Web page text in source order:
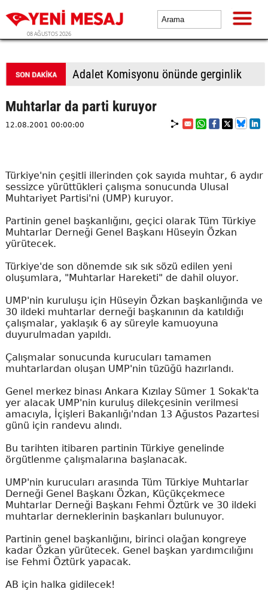
08 AĞUSTOS 2026
Muhtarlar da parti kuruyor
12.08.2001 00:00:00
Türkiye'nin çeşitli illerinden çok sayıda muhtar, 6 aydır
sessizce yürüttükleri çalışma sonucunda Ulusal
Muhtariyet Partisi'ni (UMP) kuruyor.
Partinin genel başkanlığını, geçici olarak Tüm Türkiye
Muhtarlar Derneği Genel Başkanı Hüseyin Özkan
yürütecek.
Türkiye'de son dönemde sık sık sözü edilen yeni
oluşumlara, "Muhtarlar Hareketi" de dahil oluyor.
UMP'nin kuruluşu için Hüseyin Özkan başkanlığında ve
30 ildeki muhtarlar derneği başkanının da katıldığı
çalışmalar, yaklaşık 6 ay süreyle kamuoyuna
duyurulmadan yapıldı.
Çalışmalar sonucunda kurucuları tamamen
muhtarlardan oluşan UMP'nin tüzüğü hazırlandı.
Genel merkez binası Ankara Kızılay Sümer 1 Sokak'ta
yer alacak UMP'nin kuruluş dilekçesinin verilmesi
amacıyla, İçişleri Bakanlığı'ndan 13 Ağustos Pazartesi
günü için randevu alındı.
Bu tarihten itibaren partinin Türkiye genelinde
örgütlenme çalışmalarına başlanacak.
UMP'nin kurucuları arasında Tüm Türkiye Muhtarlar
Derneği Genel Başkanı Özkan, Küçükçekmece
Muhtarlar Derneği Başkanı Fehmi Öztürk ve 30 ildeki
muhtarlar derneklerinin başkanları bulunuyor.
Partinin genel başkanlığını, birinci olağan kongreye
kadar Özkan yürütecek. Genel başkan yardımcılığını
ise Fehmi Öztürk yapacak.
AB için halka gidilecek!